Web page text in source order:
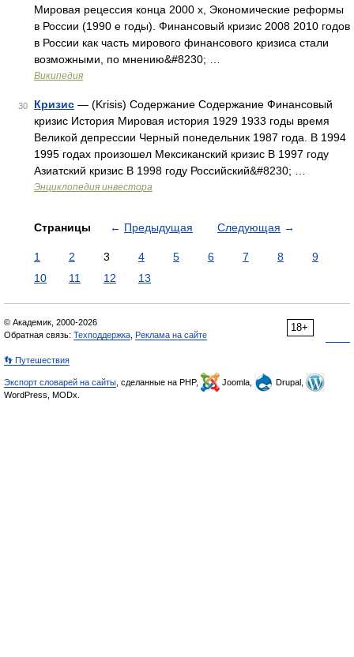
Мировая рецессия конца 2000 х, Экономические реформы
в России (1990 е годы). Финансовый кризис 2008 2010 годов
в России как часть мирового финансового кризиса стали
возможными, по мнению&#8230; …
Википедия
30 Кризис — (Krisis) Содержание Содержание Финансовый
кризис История Мировая история 1929 1933 годы время
Великой депрессии Черный понедельник 1987 года. В 1994
1995 годах произошел Мексиканский кризис В 1997 году
Азиатский кризис В 1998 году Российский&#8230; …
Энциклопедия инвестора
Страницы ← Предыдущая Следующая →
1 2 3 4 5 6 7 8
9
10
11 12 13
18+
© Академик, 2000-2026
Обратная связь: Техподдержка Реклама на сайте
👣 Путешествия
Экспорт словарей на сайты , сделанные на PHP, Joomla,
Drupal,
WordPress, MODx.